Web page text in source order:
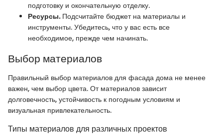
подготовку и окончательную отделку.
Ресурсы.Подсчитайте бюджет на материалы и
инструменты. Убедитесь, что у вас есть все
необходимое, прежде чем начинать.
Выбор материалов
Правильный выбор материалов для фасада дома не менее
важен, чем выбор цвета. От материалов зависит
долговечность, устойчивость к погодным условиям и
визуальная привлекательность.
Типы материалов для различных проектов